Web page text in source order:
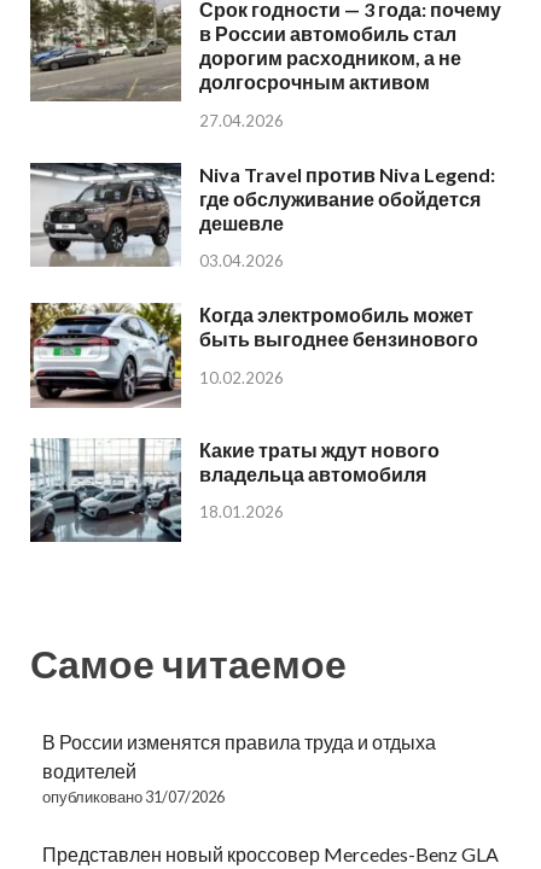
Срок годности — 3 года: почему
в России автомобиль стал
дорогим расходником, а не
долгосрочным активом
27.04.2026
Niva Travel против Niva Legend:
где обслуживание обойдется
дешевле
03.04.2026
Когда электромобиль может
быть выгоднее бензинового
10.02.2026
Какие траты ждут нового
владельца автомобиля
18.01.2026
Самое читаемое
В России изменятся правила труда и отдыха
водителей
опубликовано 31/07/2026
Представлен новый кроссовер Mercedes-Benz GLA